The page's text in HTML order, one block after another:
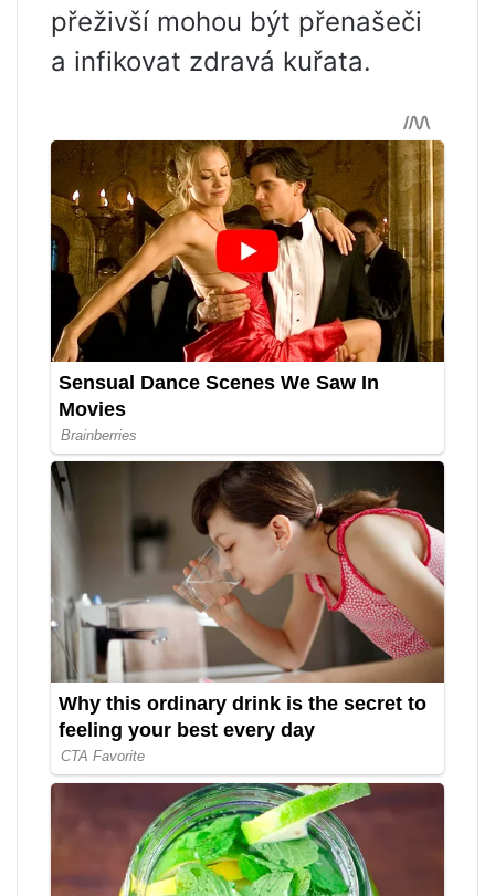
přeživší mohou být přenašeči
a infikovat zdravá kuřata.